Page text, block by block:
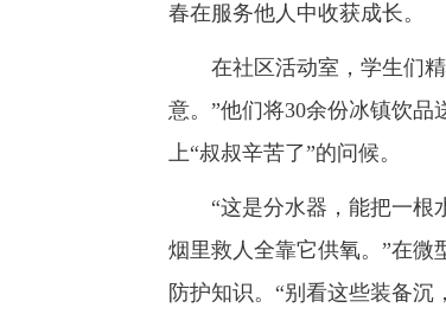
春在服务他人中收获成长。
在社区活动室，学生们精
意。”他们将30余份冰镇饮
上“叔叔辛苦了”的问候。
“这是分水器，能把一根水
烟里救人全靠它供氧。”在微
防护知识。“别看这些装备沉